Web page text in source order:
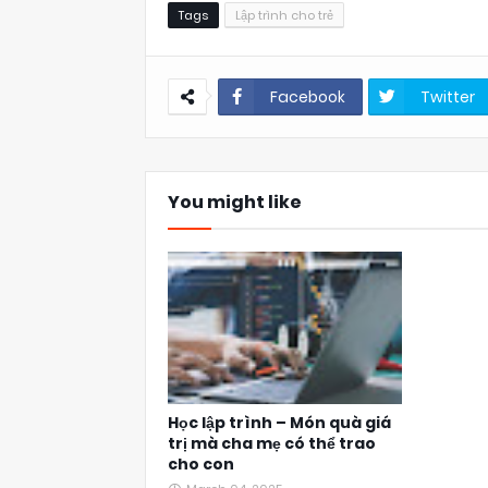
Tags Lập trình cho trẻ
Facebook Twitter
You might like
Học lập trình – Món quà giá
trị mà cha mẹ có thể trao
cho con